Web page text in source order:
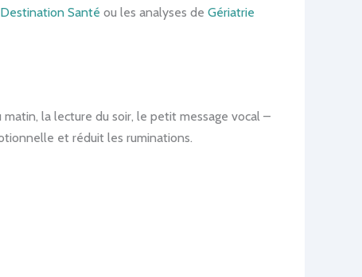
Destination Santé ou les analyses de Gériatrie
la lecture du soir, le petit message vocal –
et réduit les ruminations.